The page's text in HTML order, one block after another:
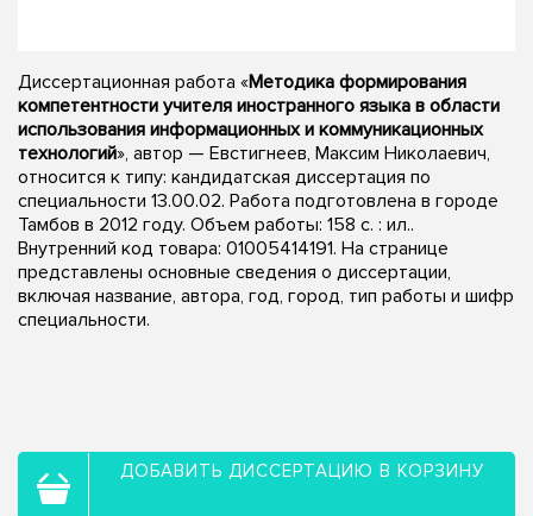
Диссертационная работа «Методика формирования
компетентности учителя иностранного языка в области
использования информационных и коммуникационных
технологий», автор — Евстигнеев, Максим Николаевич,
относится к типу: кандидатская диссертация по
специальности 13.00.02. Работа подготовлена в городе
Тамбов в 2012 году. Объем работы: 158 с. : ил..
Внутренний код товара: 01005414191. На странице
представлены основные сведения о диссертации,
включая название, автора, год, город, тип работы и шифр
специальности.
ДОБАВИТЬ ДИССЕРТАЦИЮ В КОРЗИНУ